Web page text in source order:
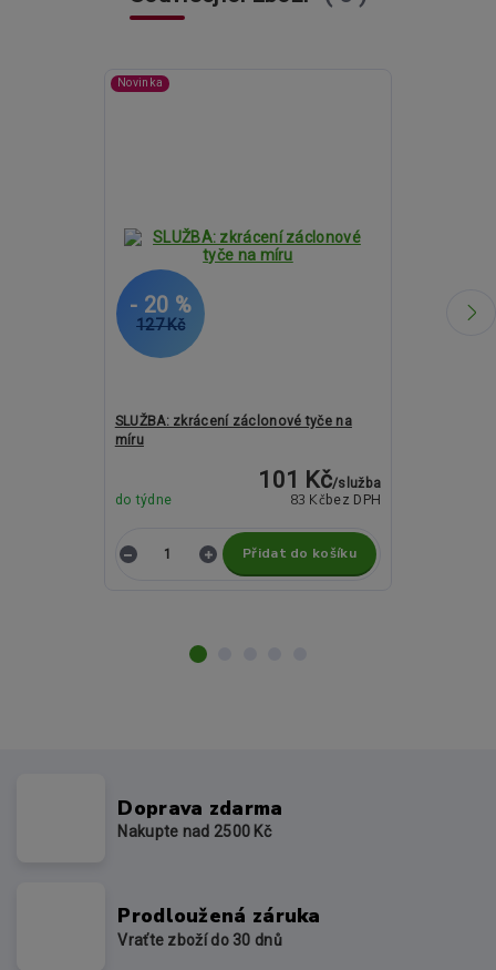
Novinka
127 Kč
- 20 %
SLUŽBA: zkrácení záclonové tyče na
míru
101 Kč/služba
83 Kč bez DPH
do týdne
Přidat do košíku
2 631 Kč
- 26 %
Doprava zdarma
Nakupte nad 2500 Kč
Prodloužená záruka
Vraťte zboží do 30 dnů